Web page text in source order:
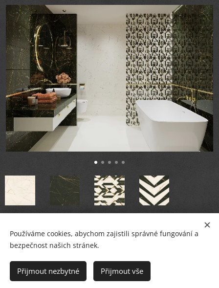
© PETR BREJCHA
OBKLADY, DLAŽBY, KOUPELNY, Masarykovo nám.36, Starý Plzenec
Cookies
Používáme cookies, abychom zajistili správné fungování a
bezpečnost našich stránek.
Přijmout nezbytné Přijmout vše